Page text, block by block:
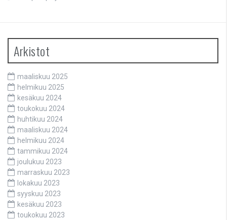
Arkistot
maaliskuu 2025
helmikuu 2025
kesäkuu 2024
toukokuu 2024
huhtikuu 2024
maaliskuu 2024
helmikuu 2024
tammikuu 2024
joulukuu 2023
marraskuu 2023
lokakuu 2023
syyskuu 2023
kesäkuu 2023
toukokuu 2023